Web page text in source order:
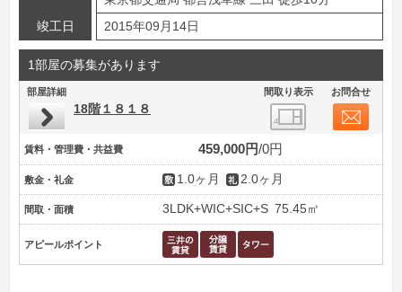
竣工日
2015年09月14日
1部屋の募集があります
部屋詳細 間取り表示 お問合せ
18階１８１８
賃料・管理費・共益費 459,000円 0円
敷金・礼金 1.0ヶ月 2.0ヶ月
間取・面積 3LDK+WIC+SIC+S 75.45㎡
アピールポイント